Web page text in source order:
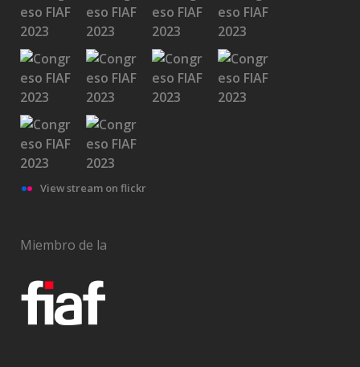
View stream on flickr
Miembro de la